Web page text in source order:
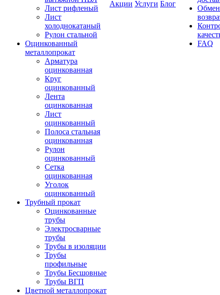
Лист рифленый
Лист
холоднокатаный
Рулон стальной
Оцинкованный
металлопрокат
Арматура
оцинкованная
Круг
оцинкованный
Лента
оцинкованная
Лист
оцинкованный
Полоса стальная
оцинкованная
Рулон
оцинкованный
Сетка
оцинкованная
Уголок
оцинкованный
Трубный прокат
Оцинкованные
трубы
Электросварные
трубы
Трубы в изоляции
Трубы
профильные
Трубы Бесшовные
Трубы ВГП
Цветной металлопрокат
Акции Услуги Блог
FAQ